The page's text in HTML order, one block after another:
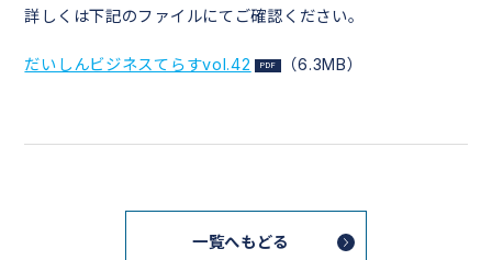
詳しくは下記のファイルにてご確認ください。
だいしんビジネスてらすvol.42 （6.3MB）
一覧へもどる